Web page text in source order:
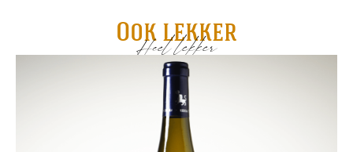
Ook lekker
Heel lekker